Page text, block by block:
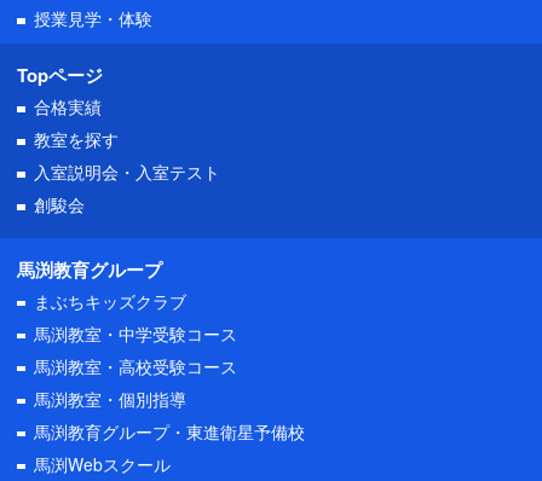
授業見学・体験
Topページ
合格実績
教室を探す
入室説明会・ 入室テスト
創駿会
馬渕教育グループ
まぶちキッズクラブ
馬渕教室・中学受験コース
馬渕教室・高校受験コース
馬渕教室・個別指導
馬渕教育グループ・東進衛星予備校
馬渕Webスクール